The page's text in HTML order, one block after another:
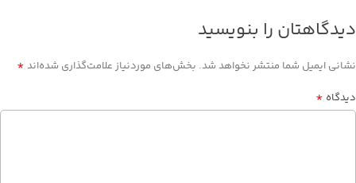
دیدگاهتان را بنویسید
نشانی ایمیل شما منتشر نخواهد شد. بخش‌های موردنیاز علامت‌گذاری شده‌اند *
دیدگاه *